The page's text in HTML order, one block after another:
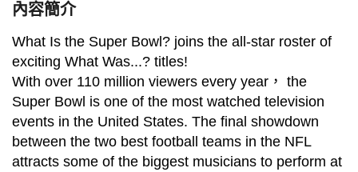
內容簡介
What Is the Super Bowl? joins the all-star roster of
exciting What Was...? titles!
With over 110 million viewers every year， the
Super Bowl is one of the most watched television
events in the United States. The final showdown
between the two best football teams in the NFL
attracts some of the biggest musicians to perform at